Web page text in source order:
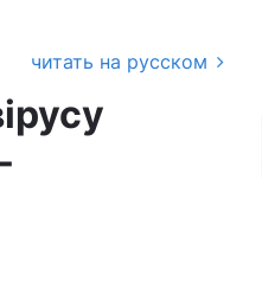
читать на русском